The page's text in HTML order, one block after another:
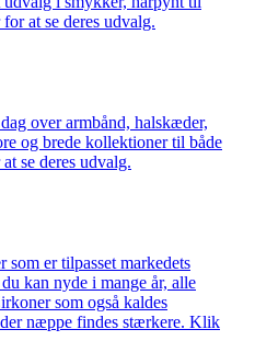
at se deres udvalg.
over armbånd, halskæder,
og brede kollektioner til både
se deres udvalg.
er tilpasset markedets
kan nyde i mange år, alle
som også kaldes
næppe findes stærkere. Klik